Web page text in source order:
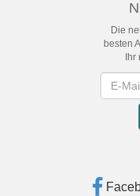
Die
besten